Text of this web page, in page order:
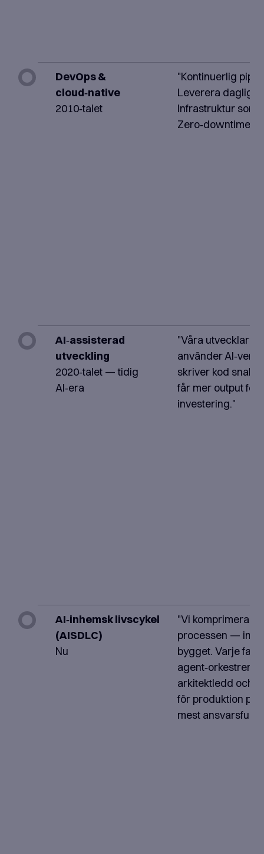
DevOps &
cloud‑native
2010‑talet
"Kontinuerlig
Leverera
Infrastruktur som
Zero‑downtime
AI‑assisterad
utveckling
2020‑talet — tidig
AI‑era
"Våra utvecklare
använder
skriver kod
får mer output för
investering."
AI‑inhemsk livscykel
(AISDLC)
Nu
"Vi komprimerar
processen — inte
bygget. Varje fas
arkitektledd och
för produktion på
mest ansvarsfulla